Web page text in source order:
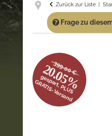
Zurück zur Liste
Frage zu
399.00 €
20.05%
gespart, PLUS
GRATIS-Versand